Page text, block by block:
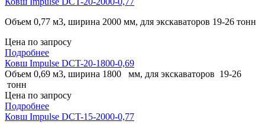
Объем 0,77 м3, ширина 2000 мм, для экскаваторов 19-26 тонн
Цена по запросу
Подробнее
Ковш Impulse DCT-20-1800-0,69
Объем 0,69 м3, ширина 1800 мм, для экскаваторов 19-26
тонн
Цена по запросу
Подробнее
Ковш Impulse DCT-15-2000-0,77